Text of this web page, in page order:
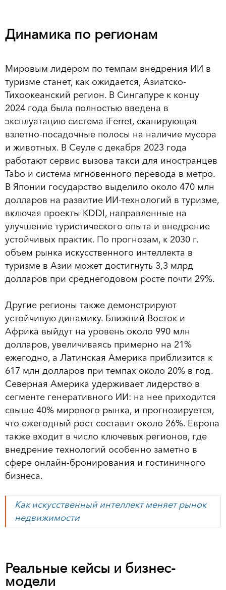
Динамика по регионам
Мировым лидером по темпам внедрения ИИ в
туризме станет, как ожидается, Азиатско-
Тихоокеанский регион. В Сингапуре к концу
2024 года была полностью введена в
эксплуатацию система iFerret, сканирующая
взлетно-посадочные полосы на наличие мусора
и животных. В Сеуле с декабря 2023 года
работают сервис вызова такси для иностранцев
Tabo и система мгновенного перевода в метро.
В Японии государство выделило около 470 млн
долларов на развитие ИИ-технологий в туризме,
включая проекты KDDI, направленные на
улучшение туристического опыта и внедрение
устойчивых практик. По прогнозам, к 2030 г.
объем рынка искусственного интеллекта в
туризме в Азии может достигнуть 3,3 млрд
долларов при среднегодовом росте почти 29%.
Другие регионы также демонстрируют
устойчивую динамику. Ближний Восток и
Африка выйдут на уровень около 990 млн
долларов, увеличиваясь примерно на 21%
ежегодно, а Латинская Америка приблизится к
617 млн долларов при темпах около 20% в год.
Северная Америка удерживает лидерство в
сегменте генеративного ИИ: на нее приходится
свыше 40% мирового рынка, и прогнозируется,
что ежегодный рост составит около 26%. Европа
также входит в число ключевых регионов, где
внедрение технологий особенно заметно в
сфере онлайн-бронирования и гостиничного
бизнеса.
Как искусственный интеллект меняет рынок
недвижимости
Реальные кейсы и бизнес-
модели